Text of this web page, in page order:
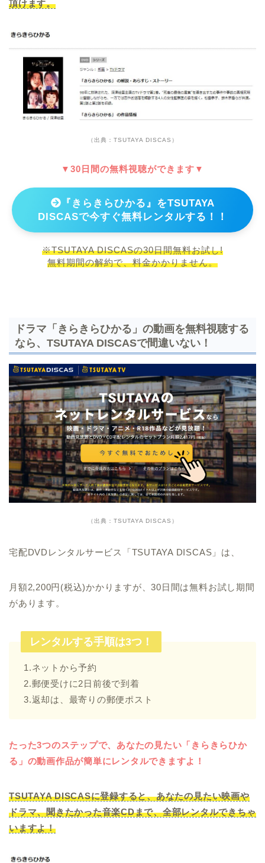
頂けます。
（出典：TSUTAYA DISCAS）
▼30日間の無料視聴ができます▼
『きらきらひかる』をTSUTAYA
DISCASで今すぐ無料レンタルする！！
※TSUTAYA DISCASの30日間無料お試し!
無料期間の解約で、料金かかりません。
ドラマ「きらきらひかる」の動画を無料視聴する
なら、TSUTAYA DISCASで間違いない！
（出典：TSUTAYA DISCAS）
宅配DVDレンタルサービス「TSUTAYA DISCAS」は、
月額2,200円(税込)かかりますが、30日間は無料お試し期間
があります。
レンタルする手順は3つ！
1.ネットから予約
2.郵便受けに2日前後で到着
3.返却は、最寄りの郵便ポスト
たった3つのステップで、あなたの見たい「きらきらひか
る」の動画作品が簡単にレンタルできますよ！
TSUTAYA DISCASに登録すると、あなたの見たい映画や
ドラマ、聞きたかった音楽CDまで、全部レンタルできちゃ
いますよ！